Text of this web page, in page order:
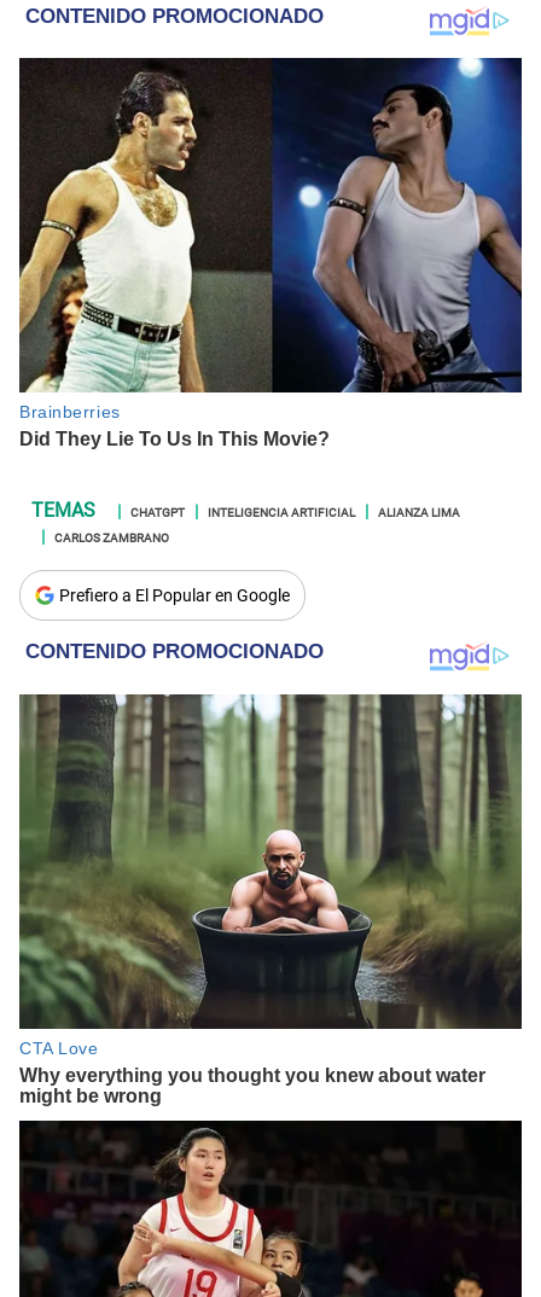
CHATGPT INTELIGENCIA ARTIFICIAL
ALIANZA LIMA
CARLOS ZAMBRANO
Prefiero a El Popular en Google